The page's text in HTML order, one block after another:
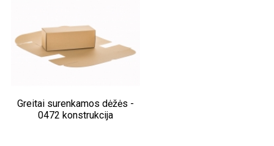
Greitai surenkamos dėžės -
0472 konstrukcija